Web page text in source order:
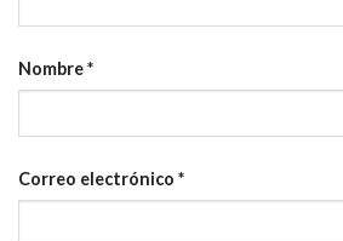
Nombre*
Correo electrónico *